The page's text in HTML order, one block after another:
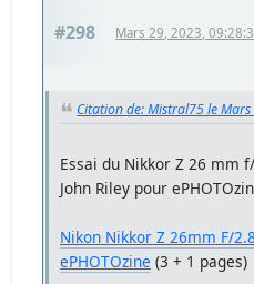
#298 Mars 29, 2023,
Citation de: Mistral75 le
Essai du Nikkor Z 26 mm
John Riley pour
Nikon Nikkor Z 26mm F/
ePHOTOzine (3 + 1 pages)